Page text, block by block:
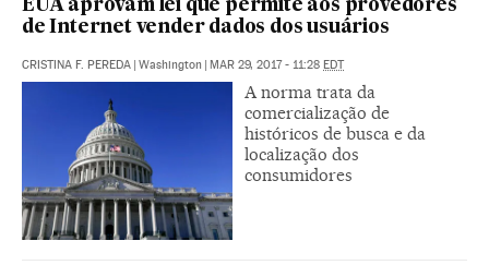
EUA aprovam lei que permite aos provedores
de Internet vender dados dos usuários
CRISTINA F. PEREDA | Washington | MAR 29, 2017 - 11:28 EDT
A norma trata da
comercialização de
históricos de busca e da
localização dos
consumidores